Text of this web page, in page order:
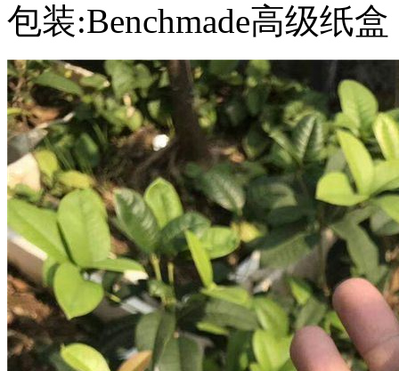
包装:Benchmade高级纸盒